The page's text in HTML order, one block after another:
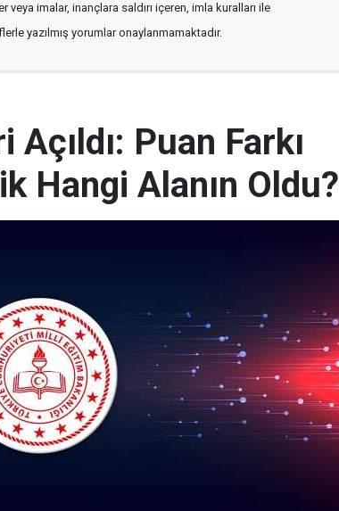
imalar, inançlara saldırı içeren, imla kuralları ile
yazılmış yorumlar onaylanmamaktadır.
Puan Farkı
Hangi Alanın Oldu?